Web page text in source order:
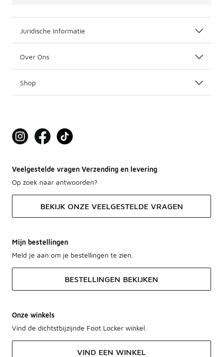
Juridische Informatie
Over Ons
Shop
Veelgestelde vragen Verzending en levering
Op zoek naar antwoorden?
BEKIJK ONZE VEELGESTELDE VRAGEN
Mijn bestellingen
Meld je aan om je bestellingen te zien.
BESTELLINGEN BEKIJKEN
Onze winkels
Vind de dichtstbijzijnde Foot Locker winkel.
VIND EEN WINKEL